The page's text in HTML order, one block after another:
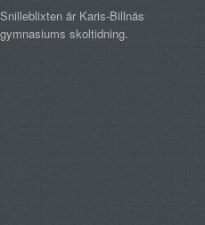
Snilleblixten är Karis-Billnäs
gymnasiums skoltidning.